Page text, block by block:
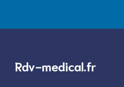
Rdv-medical.fr